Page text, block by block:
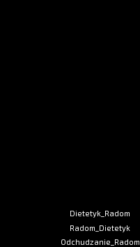
Odchudzanie_Radom
Radom_Dietetyk
Dietetyk_Radom